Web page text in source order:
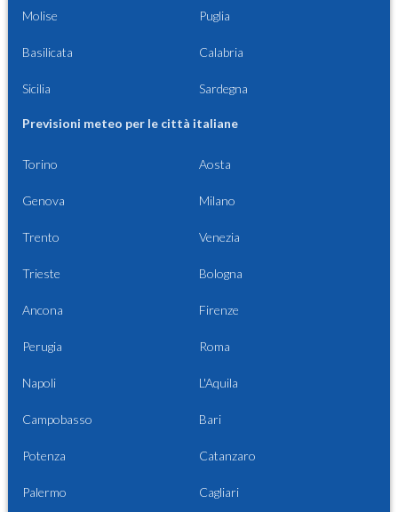
Molise Puglia
Basilicata Calabria
Sicilia Sardegna
Previsioni meteo per le città italiane
Torino Aosta
Genova Milano
Trento Venezia
Trieste Bologna
Ancona Firenze
Perugia Roma
Napoli L'Aquila
Campobasso Bari
Potenza Catanzaro
Palermo Cagliari